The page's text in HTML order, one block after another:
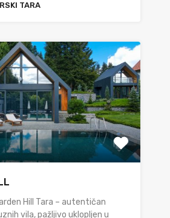
TARA
Hill Tara – autentičan
vila, pažljivo uklopljen u